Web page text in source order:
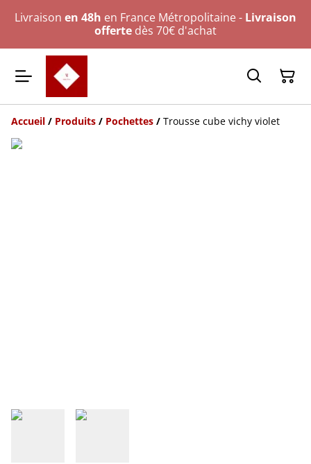
Livraison en 48h en France Métropolitaine - Livraison
offerte dès 70€ d'achat
Accueil / Produits / Pochettes / Trousse cube vichy violet